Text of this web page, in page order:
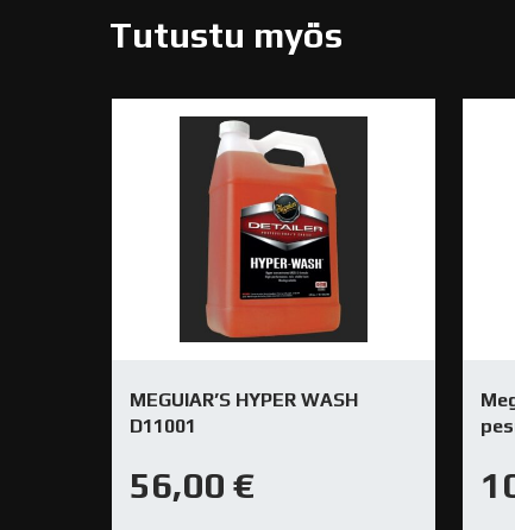
Tutustu myös
MEGUIAR’S HYPER WASH
D11001
56,00 €